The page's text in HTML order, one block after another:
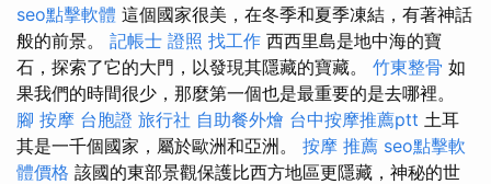
seo點擊軟體 這個國家很美，在冬季和夏季凍結，有著神話
般的前景。 記帳士 證照 找工作 西西里島是地中海的寶
石，探索了它的大門，以發現其隱藏的寶藏。 竹東整骨 如
果我們的時間很少，那麼第一個也是最重要的是去哪裡。
腳 按摩 台胞證 旅行社 自助餐外燴 台中按摩推薦ptt 土耳
其是一千個國家，屬於歐洲和亞洲。 按摩 推薦 seo點擊軟
體價格 該國的東部景觀保護比西方地區更隱藏，神秘的世